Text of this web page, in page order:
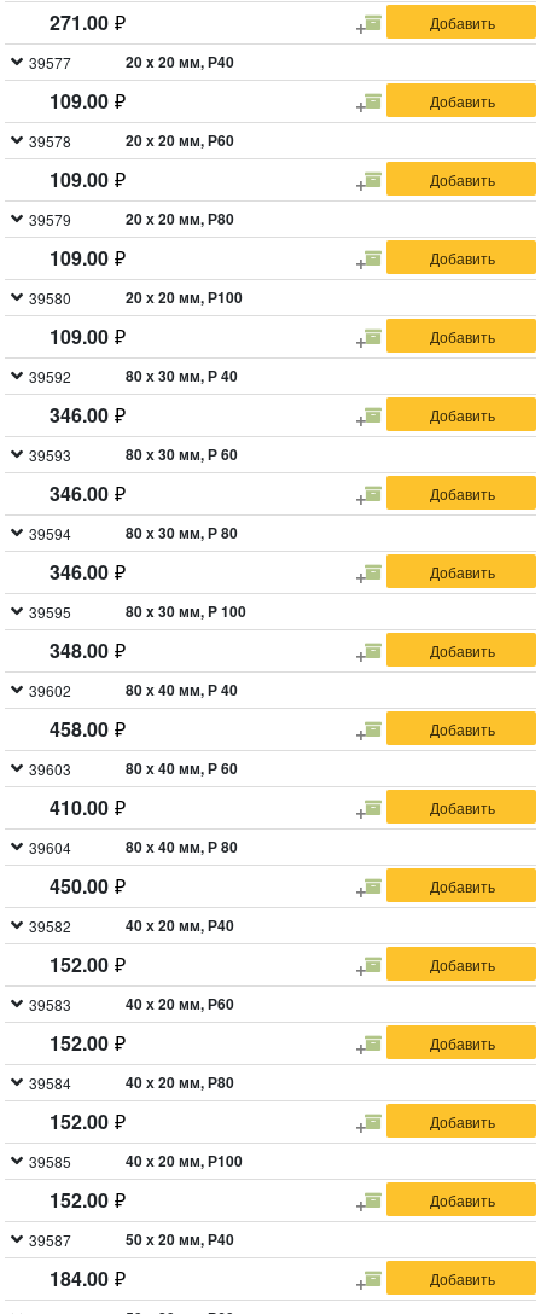
271.00
39577 20 x 20 мм, Р40
109.00
39578 20 х 20 мм, Р60
109.00
39579 20 х 20 мм, Р80
109.00
39580 20 х 20 мм, Р100
109.00
39592 80 х 30 мм, Р 40
346.00
39593 80 х 30 мм, Р 60
346.00
39594 80 х 30 мм, Р 80
346.00
39595 80 x 30 мм, P 100
348.00
39602 80 х 40 мм, Р 40
458.00
39603 80 х 40 мм, Р 60
410.00
39604 80 х 40 мм, Р 80
450.00
39582 40 х 20 мм, Р40
152.00
39583 40 х 20 мм, Р60
152.00
39584 40 х 20 мм, Р80
152.00
39585 40 х 20 мм, Р100
152.00
39587 50 х 20 мм, Р40
184.00